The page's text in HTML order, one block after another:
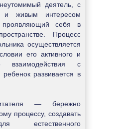
деятель, с
и живым интересом
себя в
Процесс
осуществляется
его активного и
взаимодействия с
развивается в
— бережно
процессу, создавать
естественного